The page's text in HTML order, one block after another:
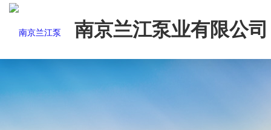
南京兰江泵业有限公司